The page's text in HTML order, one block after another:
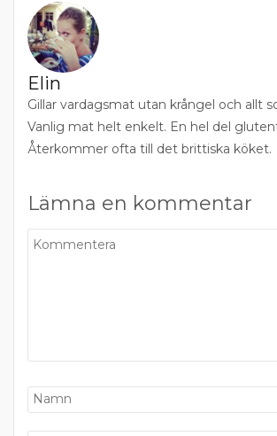
Elin
Gillar vardagsmat utan krångel och allt
Vanlig mat helt enkelt. En hel del
Återkommer ofta till det brittiska köket.
Lämna en kommentar